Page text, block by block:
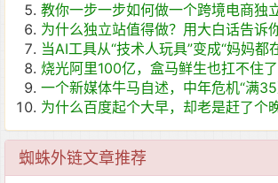
教你一步一步如何做一个跨境电商独
为什么独立站值得做？用大白话告诉
当AI工具从“技术人玩具”变成“妈妈都
烧光阿里100亿，盒马鲜生也扛不住
一个新媒体牛马自述，中年危机“满35
为什么百度起个大早，却老是赶了个
蜘蛛外链文章推荐